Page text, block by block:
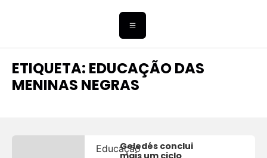
ETIQUETA: EDUCAÇÃO DAS
MENINAS NEGRAS
EducaçãoGeledés conclui